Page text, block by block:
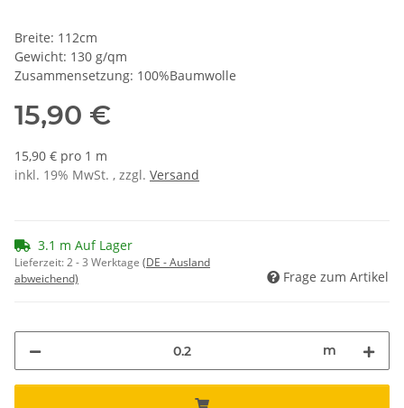
Breite: 112cm
Gewicht: 130 g/qm
Zusammensetzung: 100%Baumwolle
15,90 €
15,90 € pro 1 m
inkl. 19% MwSt. , zzgl. Versand
3.1 m Auf Lager
Lieferzeit:2 - 3 Werktage (DE - Ausland
abweichend)
Frage zum Artikel
m